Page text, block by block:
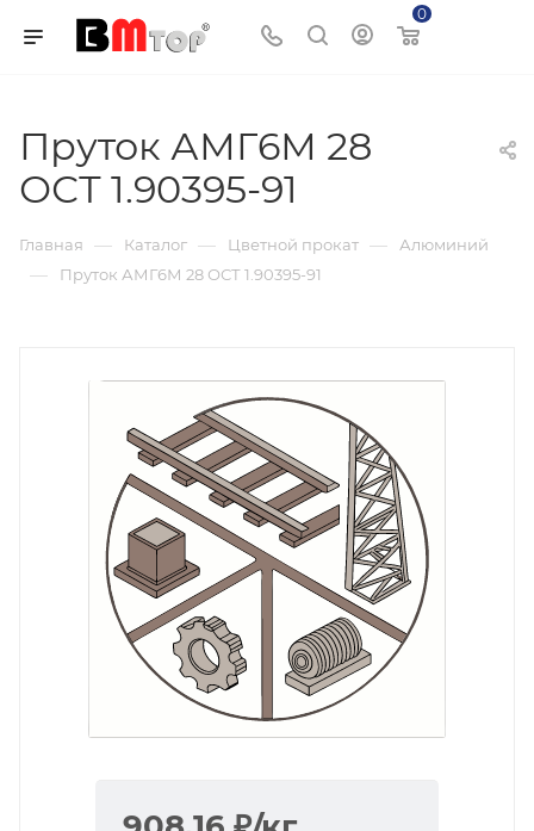
0
Пруток АМГ6М 28
ОСТ 1.90395-91
Главная — Каталог — Цветной прокат — Алюминий
— Пруток АМГ6М 28 ОСТ 1.90395-91